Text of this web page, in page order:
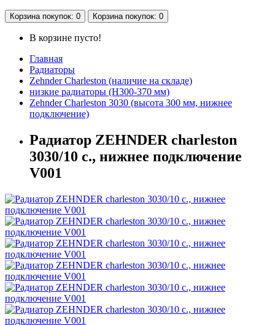
Корзинапокупок: 0 Корзинапокупок: 0
В корзине пусто!
Главная
Радиаторы
Zehnder Charleston (наличие на складе)
низкие радиаторы (H300-370 мм)
Zehnder Charleston 3030 (высота 300 мм, нижнее
подключение)
Радиатор ZEHNDER charleston
3030/10 с., нижнее подключение
V001